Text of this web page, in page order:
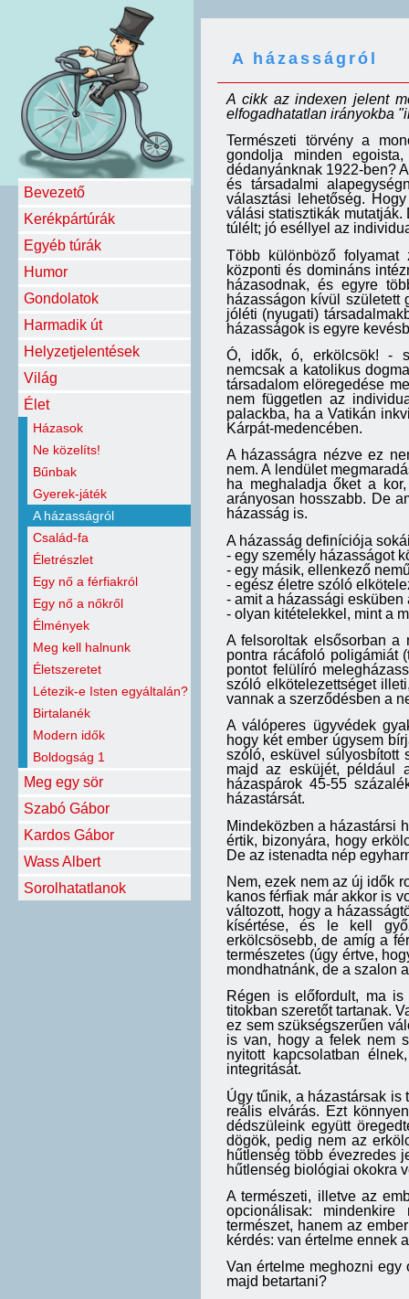
Bevezető
Kerékpártúrák
Egyéb túrák
Humor
Gondolatok
Harmadik út
Helyzetjelentések
Világ
Élet
Házasok
Ne közelíts!
Bűnbak
Gyerek-játék
A házasságról
Család-fa
Életrészlet
Egy nő a férfiakról
Egy nő a nőkről
Élmények
Meg kell halnunk
Életszeretet
Létezik-e Isten egyáltalán?
Birtalanék
Modern idők
Boldogság 1
Meg egy sör
Szabó Gábor
Kardos Gábor
Wass Albert
Sorolhatatlanok
A házasságról
A cikk az indexen jelent
elfogadhatatlan irányokba
Természeti törvény a
gondolja minden
dédanyánknak 1922-ben?
és társadalmi
választási lehetőség.
válási statisztikák
túlélt; jó eséllyel az
Több különböző
központi és domináns
házasodnak, és egyre
házasságon kívül született
jóléti (nyugati)
házasságok is egyre
Ó, idők, ó, erkölcsök! -
nemcsak a katolikus
társadalom elöregedése
nem független az
palackba, ha a Vatikán
Kárpát-medencében.
A házasságra nézve ez
nem. A lendület
ha meghaladja őket a
arányosan hosszabb. De
házasság is.
A házasság definíciója
- egy személy házasságot
- egy másik, ellenkező
- egész életre szóló
- amit a házassági
- olyan kitételekkel, mint a
A felsoroltak elsősorban a
pontra rácáfoló poligámiát
pontot felülíró
szóló elkötelezettséget
vannak a szerződésben a
A válóperes ügyvédek
hogy két ember úgysem
szóló, esküvel súlyosbított
majd az esküjét, például
házaspárok 45-55
házastársát.
Mindeközben a házastársi
értik, bizonyára, hogy
De az istenadta nép
Nem, ezek nem az új idők
kanos férfiak már akkor is
változott, hogy a
kísértése, és le kell
erkölcsösebb, de amíg a
természetes (úgy értve,
mondhatnánk, de a szalon
Régen is előfordult, ma is
titokban szeretőt tartanak.
ez sem szükségszerűen
is van, hogy a felek nem
nyitott kapcsolatban
integritását.
Úgy tűnik, a házastársak is
reális elvárás. Ezt
dédszüleink együtt
dögök, pedig nem az
hűtlenség több évezredes
hűtlenség biológiai okokra
A természeti, illetve az
opcionálisak:
természet, hanem az
kérdés: van értelme ennek
Van értelme meghozni
majd betartani?